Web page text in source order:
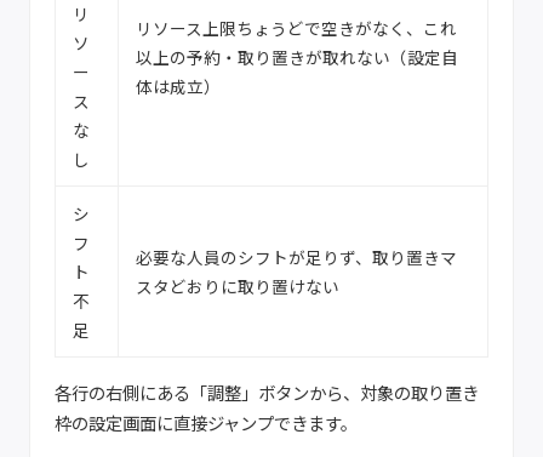
リ
ソ
ー
ス
な
し
リソース上限ちょうどで空きがなく、これ
以上の予約・取り置きが取れない（設定自
体は成立）
シ
フ
ト
不
足
必要な人員のシフトが足りず、取り置きマ
スタどおりに取り置けない
各行の右側にある「調整」ボタンから、対象の取り置き
枠の設定画面に直接ジャンプできます。